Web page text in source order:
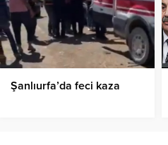
Şanlıurfa’da feci kaza